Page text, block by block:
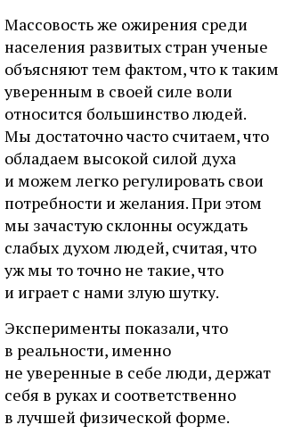
Массовость же ожирения среди
населения развитых стран ученые
объясняют тем фактом, что к таким
уверенным в своей силе воли
относится большинство людей.
Мы достаточно часто считаем, что
обладаем высокой силой духа
и можем легко регулировать свои
потребности и желания. При этом
мы зачастую склонны осуждать
слабых духом людей, считая, что
уж мы то точно не такие, что
и играет с нами злую шутку.
Эксперименты показали, что
в реальности, именно
не уверенные в себе люди, держат
себя в руках и соответственно
в лучшей физической форме.